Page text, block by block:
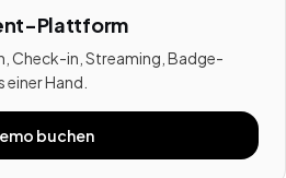
Plattform
Check-in, Streaming, Badge-
einer Hand.
buchen